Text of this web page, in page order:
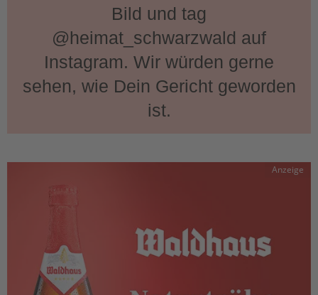
Bild und tag
@heimat_schwarzwald auf
Instagram. Wir würden gerne
sehen, wie Dein Gericht geworden
ist.
Anzeige